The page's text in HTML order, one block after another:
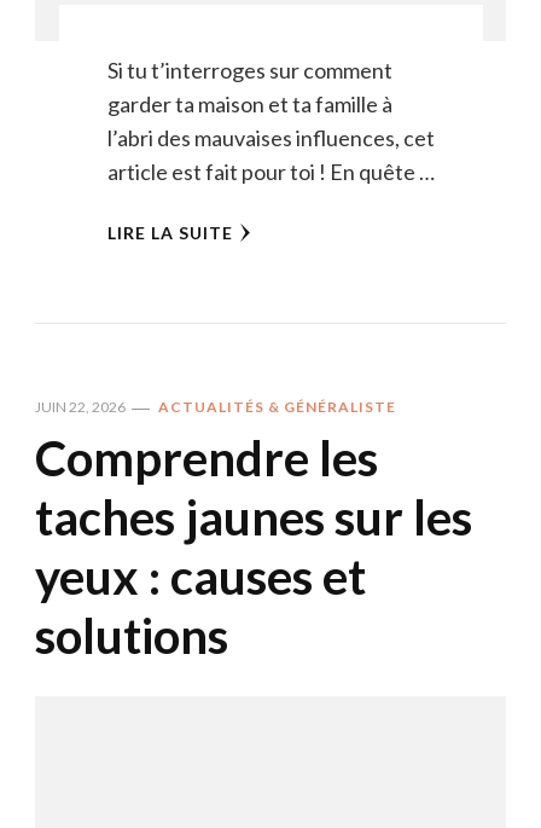
Si tu t’interroges sur comment
garder ta maison et ta famille à
l’abri des mauvaises influences, cet
article est fait pour toi ! En quête …
LIRE LA SUITE
JUIN 22, 2026 ACTUALITÉS & GÉNÉRALISTE
Comprendre les
taches jaunes sur les
yeux : causes et
solutions